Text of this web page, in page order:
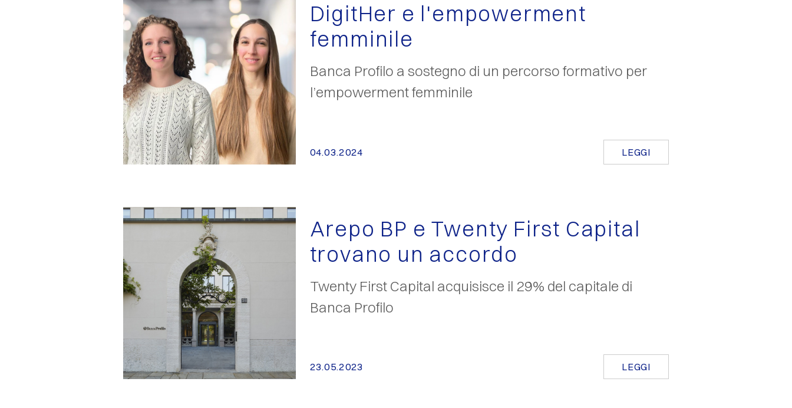
DigitHer e l'empowerment
femminile
Banca Profilo a sostegno di un percorso formativo per
l’empowerment femminile
04.03.2024 LEGGI
Arepo BP e Twenty First Capital
trovano un accordo
Twenty First Capital acquisisce il 29% del capitale di
Banca Profilo
23.05.2023 LEGGI